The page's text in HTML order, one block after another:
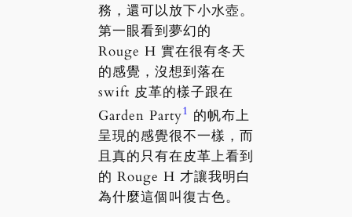
務，還可以放下小水壺。
第一眼看到夢幻的
Rouge H 實在很有冬天
的感覺，沒想到落在
swift 皮革的樣子跟在
Garden Party1 的帆布上
呈現的感覺很不一樣，而
且真的只有在皮革上看到
的 Rouge H 才讓我明白
為什麼這個叫復古色。